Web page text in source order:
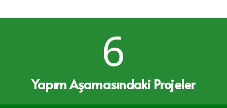
6
Yapım Aşamasındaki Projeler